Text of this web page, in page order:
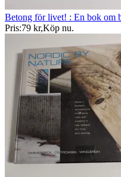
Betong för livet! : En bok om
Pris:79 kr,Köp nu.